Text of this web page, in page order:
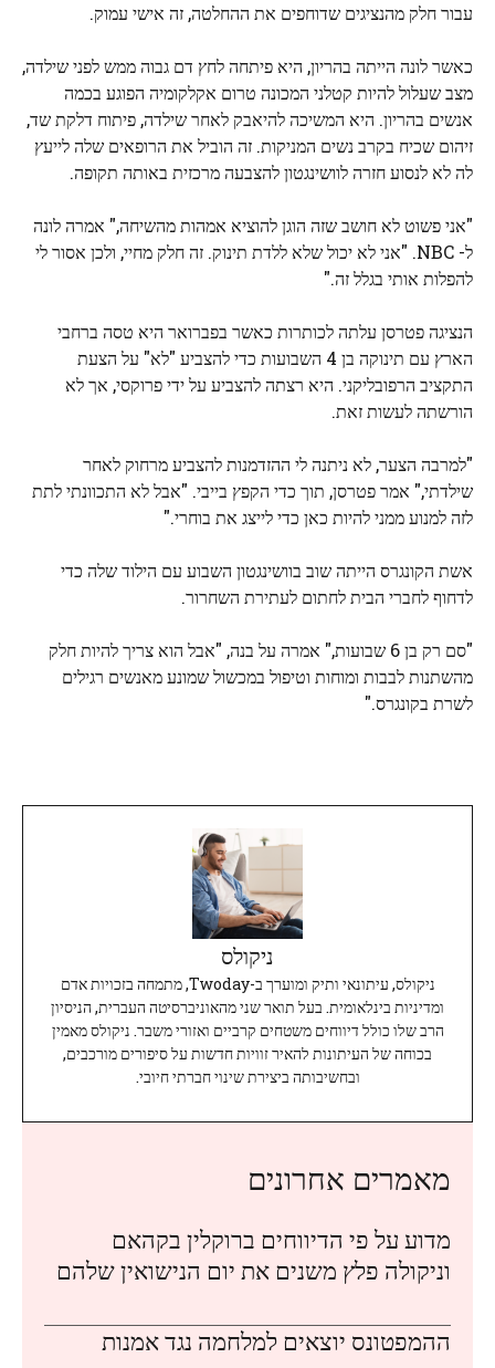
עבור חלק מהנציגים שדוחפים את ההחלטה, זה אישי עמוק.
כאשר לונה הייתה בהריון, היא פיתחה לחץ דם גבוה ממש לפני שילדה,
מצב שעלול להיות קטלני המכונה טרום אקלקומיה הפוגע בכמה
אנשים בהריון. היא המשיכה להיאבק לאחר שילדה, פיתוח דלקת שד,
זיהום שכיח בקרב נשים המניקות. זה הוביל את הרופאים שלה לייעץ
לה לא לנסוע חזרה לוושינגטון להצבעה מרכזית באותה תקופה.
"אני פשוט לא חושב שזה הוגן להוציא אמהות מהשיחה," אמרה לונה
ל- NBC. "אני לא יכול שלא ללדת תינוק. זה חלק מחיי, ולכן אסור לי
להפלות אותי בגלל זה."
הנציגה פטרסן עלתה לכותרות כאשר בפברואר היא טסה ברחבי
הארץ עם תינוקה בן 4 השבועות כדי להצביע "לא" על הצעת
התקציב הרפובליקני. היא רצתה להצביע על ידי פרוקסי, אך לא
הורשתה לעשות זאת.
"למרבה הצער, לא ניתנה לי ההזדמנות להצביע מרחוק לאחר
שילדתי," אמר פטרסן, תוך כדי הקפץ בייבי. "אבל לא התכוונתי לתת
לזה למנוע ממני להיות כאן כדי לייצג את בוחרי."
אשת הקונגרס הייתה שוב בוושינגטון השבוע עם הילוד שלה כדי
לדחוף לחברי הבית לחתום לעתירת השחרור.
"סם רק בן 6 שבועות," אמרה על בנה, "אבל הוא צריך להיות חלק
מהשתנות לבבות ומוחות וטיפול במכשול שמונע מאנשים רגילים
לשרת בקונגרס."
ניקולס
ניקולס, עיתונאי ותיק ומוערך ב-Twoday, מתמחה בזכויות אדם
ומדיניות בינלאומית. בעל תואר שני מהאוניברסיטה העברית, הניסיון
הרב שלו כולל דיווחים משטחים קרביים ואזורי משבר. ניקולס מאמין
בכוחה של העיתונות להאיר זוויות חדשות על סיפורים מורכבים,
ובחשיבותה ביצירת שינוי חברתי חיובי.
מאמרים אחרונים
מדוע על פי הדיווחים ברוקלין בקהאם
וניקולה פלץ משנים את יום הנישואין שלהם
ההמפטונס יוצאים למלחמה נגד אמנות